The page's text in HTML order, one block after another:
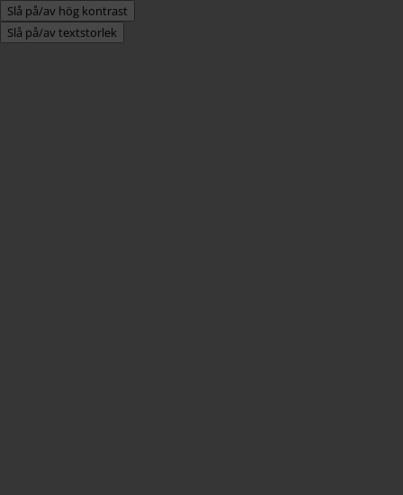
Slå på/av hög kontrast
Slå på/av textstorlek